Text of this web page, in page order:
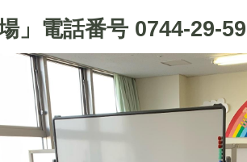
場」電話番号 0744-29-